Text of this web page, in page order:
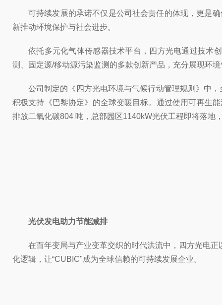
可持续发展的承诺不仅是公司社会责任的体现，更是
新推动环境保护与社会进步。
依托多元化气体传感器技术平台，四方光电通过技术
测、固定源/移动源污染监测的多款创新产品，充分展现环
公司制定的《四方光电环境与气候行动管理规则》中
积极支持《巴黎协定》的全球变暖目标。通过使用可再生
排放二氧化碳804 吨，总部园区1140kW光伏工程即将落地
光伏发电助力节能减排
在百年变局与产业变革交织的时代洪流中，四方光电
化逻辑，让“CUBIC"成为全球信赖的可持续发展企业。